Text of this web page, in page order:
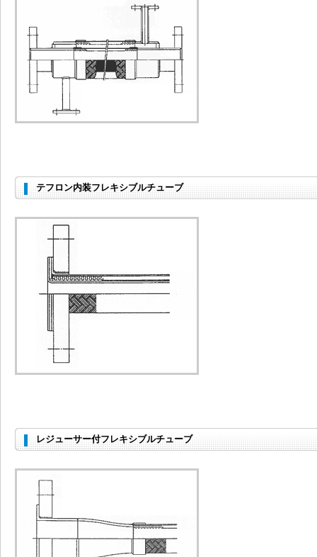
テフロン内装フレキシブルチューブ
レジューサー付フレキシブルチューブ